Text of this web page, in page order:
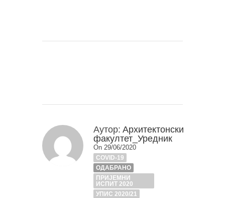
Аутор: Архитектонски
факултет_Уредник
On 29/06/2020
COVID-19
ОДАБРАНО
ПРИЈЕМНИ
ИСПИТ 2020
УПИС 2020/21